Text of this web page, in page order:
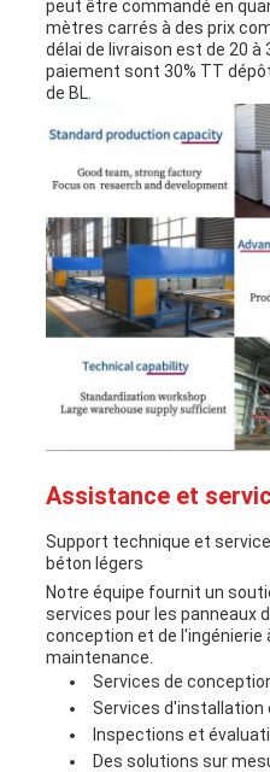
peut être commandé en
mètres carrés à des prix
délai de livraison est de 20
paiement sont 30% TT
de BL.
Assistance et
Support technique et
béton légers
Notre équipe fournit un
services pour les panneaux
conception et de l'ingénierie
maintenance.
Services de
Services d'installation
Inspections et
Des solutions sur